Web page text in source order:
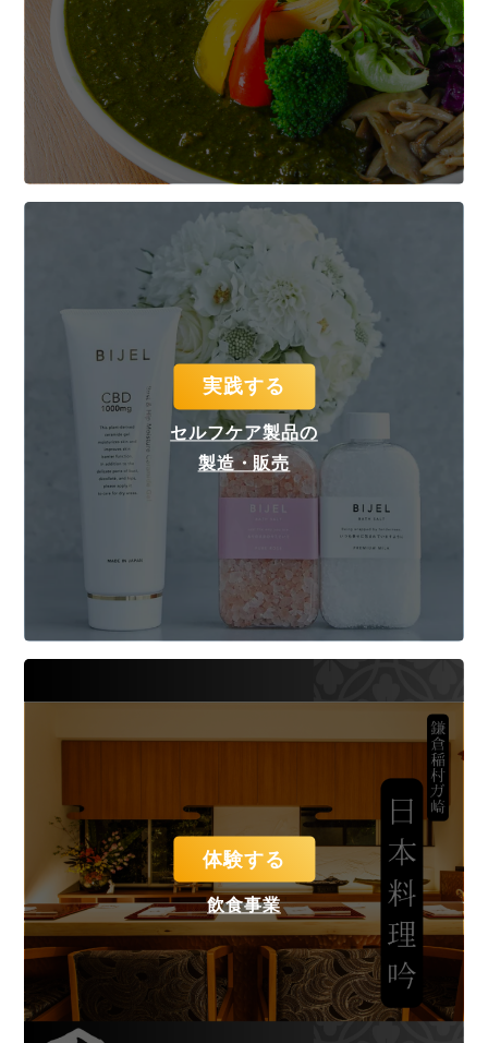
実践する
セルフケア製品の
製造・販売
体験する
飲食事業